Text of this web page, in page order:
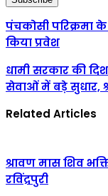
पंचकोसी परिक्रमा
किया प्रवेश
धामी सरकार की
सेवाओं में बड़े सुधार,
Related Articles
श्रावण मास शिव
रविंद्रपुरी